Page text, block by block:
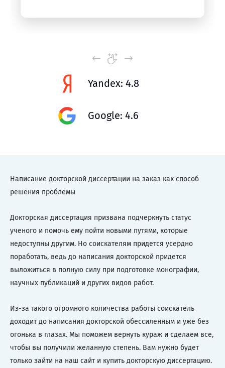
Yandex: 4.8
Google: 4.6
Написание докторской диссертации на заказ как способ
решения проблемы
Докторская диссертация призвана подчеркнуть статус
ученого и помочь ему пойти новыми путями, которые
недоступны другим. Но соискателям придется усердно
поработать, ведь до написания докторской придется
выложиться в полную силу при подготовке монографии,
научных публикаций и других видов работ.
Из-за такого огромного количества работы соискатель
доходит до написания докторской обессиленным и уже без
огонька в глазах. Мы поможем вернуть кураж и сделаем все,
чтобы вы получили желанную степень. Вам нужно будет
только зайти на наш сайт и купить докторскую диссертацию.